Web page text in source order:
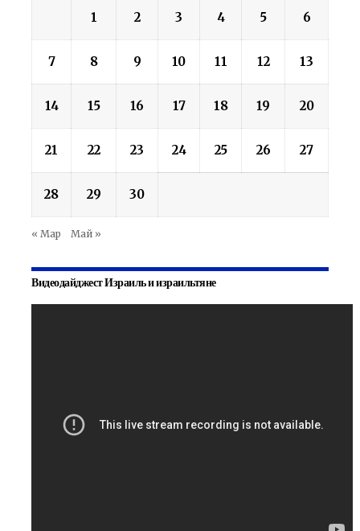
1 2 3 4 5 6
7 8 9 10 11 12 13
14 15 16 17 18 19 20
21 22 23 24 25 26 27
28 29 30
« Мар Май »
Видеодайджест Израиль и израильтяне